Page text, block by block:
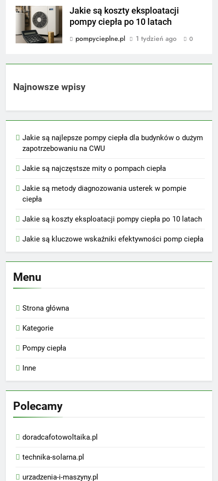
Jakie są koszty eksploatacji
pompy ciepła po 10 latach
pompycieplne.pl
1 tydzień ago 0
Najnowsze wpisy
Jakie są najlepsze pompy ciepła dla budynków o dużym
zapotrzebowaniu na CWU
Jakie są najczęstsze mity o pompach ciepła
Jakie są metody diagnozowania usterek w pompie
ciepła
Jakie są koszty eksploatacji pompy ciepła po 10 latach
Jakie są kluczowe wskaźniki efektywności pomp ciepła
Menu
Strona główna
Kategorie
Pompy ciepła
Inne
Polecamy
doradcafotowoltaika.pl
technika-solarna.pl
urzadzenia-i-maszyny.pl